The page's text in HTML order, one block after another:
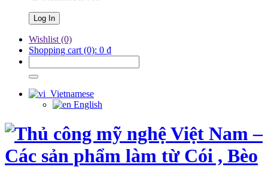
Wishlist (0)
Shopping cart (0): 0 ₫
Vietnamese
English